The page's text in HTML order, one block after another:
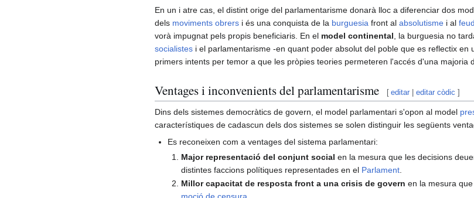
En un i atre cas, el distint orige del parlamentarisme donarà lloc a diferenciar dos
dels moviments obrers i és una conquista de la burguesia front al absolutisme i al
vorà impugnat pels propis beneficiaris. En el model continental , la burguesia no
socialistes i el parlamentarisme -en quant poder absolut del poble que es reflectix en
primers intents per temor a que les pròpies teories permeteren l'accés d'una majoria
Ventages i inconvenients del parlamentarisme [ editar |editar còdic ]
Dins dels sistemes democràtics de govern, el model parlamentari s'opon al model
característiques de cadascun dels dos sistemes se solen distinguir les següents
Es reconeixen com a ventages del sistema parlamentari:
Major representació del conjunt social en la mesura que les decisions
distintes faccions polítiques representades en el Parlament.
Millor capacitat de resposta front a una crisis de govern en la mesura